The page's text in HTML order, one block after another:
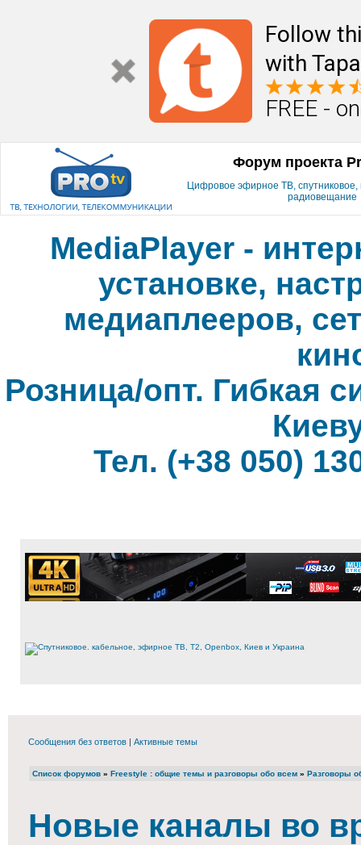
Follow
with
FREE -
Форум проекта
Цифровое эфирное ТВ, спутниковое,
радиовещание
MediaPlayer -
установке,
медиаплееров,
Розница/опт. Гибкая
Тел. (+38 050)
Сообщения без ответов | Активные темы
Список форумов » Freestyle : общие темы и разговоры обо всем » Разговоры
Новые каналы во